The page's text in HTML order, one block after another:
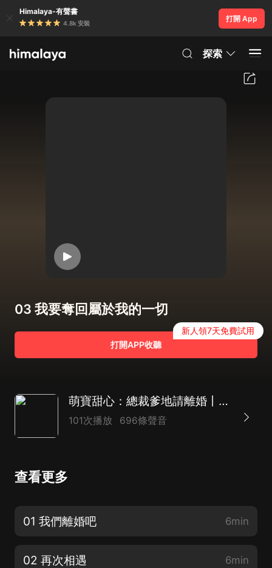
Himalaya-有聲書
4.8k 安裝
打開 App
探索
03 我要奪回屬於我的一切
打開APP收聽
新人領7天免費試用
萌寶甜心：總裁爹地請離婚丨【精品多播】霸總文必聽
101次播放 696條聲音
查看更多
01 我們離婚吧 6min
02 再次相遇 6min